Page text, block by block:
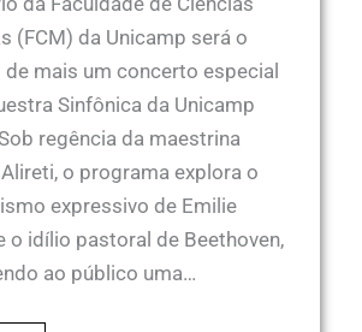
(FCM) da Unicamp será o
de mais um concerto especial
Sinfônica da Unicamp
regência da maestrina
o programa explora o
expressivo de Emilie
o idílio pastoral de Beethoven,
ao público uma…